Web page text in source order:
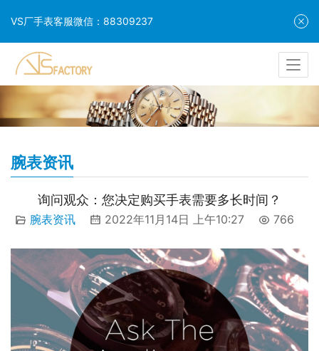
腕表资讯
询问观众：您决定购买手表需要多长时间？
腕表资讯 2022年11月14日 上午10:27 766
VS厂手表客服微信：88309237